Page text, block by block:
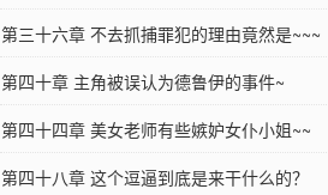
第三十六章 不去抓捕罪犯的理由竟然是~~~
第四十章 主角被误认为德鲁伊的事件~
第四十四章 美女老师有些嫉妒女仆小姐~~
第四十八章 这个逗逼到底是来干什么的？